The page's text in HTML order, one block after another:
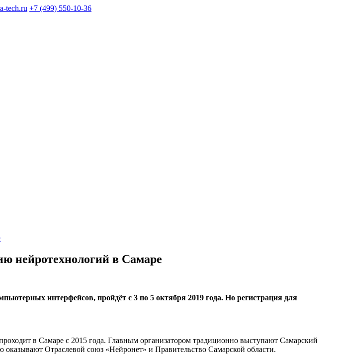
tech.ru +7 (499) 550-10-36
нейротехнологий в Самаре
интерфейсов, пройдёт с 3 по 5 октября 2019 года. Но регистрация для
в Самаре с 2015 года. Главным организатором традиционно выступают Самарский
Отраслевой союз «Нейронет» и Правительство Самарской области.